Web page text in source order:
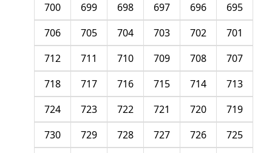
695
696
697
698
699
700
701
702
703
704
705
706
707
708
709
710
711
712
713
714
715
716
717
718
719
720
721
722
723
724
725
726
727
728
729
730